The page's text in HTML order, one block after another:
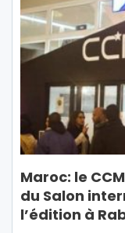
Maroc: le
du Salon
l’édition à